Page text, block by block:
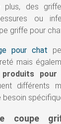
plus, des
ou
griffe pour
pour chat
mais
produits pour
différents
coupe